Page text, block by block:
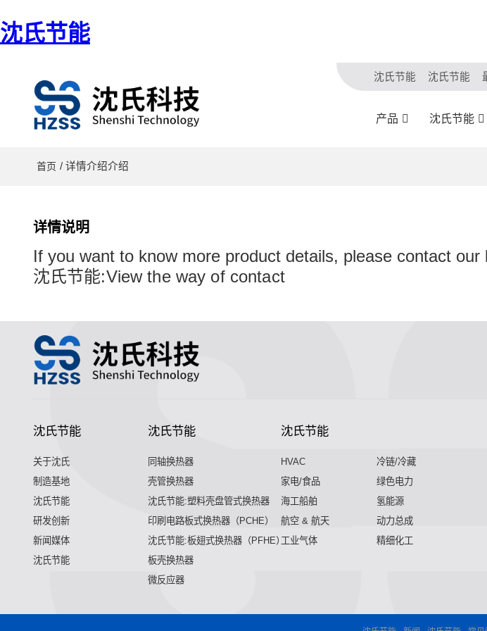
沈氏节能
沈氏节能 沈氏节能
产品 沈氏节能
首页 / 详情介绍介绍
详情说明
If you want to know more product details, please contact our
沈氏节能:View the way of contact
沈氏节能
关于沈氏
制造基地
沈氏节能
研发创新
新闻媒体
沈氏节能
沈氏节能
同轴换热器
壳管换热器
沈氏节能:塑料壳盘管式换热器
印刷电路板式换热器（PCHE）
沈氏节能:板翅式换热器（PFHE）
板壳换热器
微反应器
沈氏节能
HVAC
冷链/冷藏
家电/食品
绿色电力
海工船舶
氢能源
航空 & 航天
动力总成
工业气体
精细化工